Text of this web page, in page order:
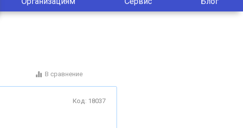
В сравнение
Код: 18037